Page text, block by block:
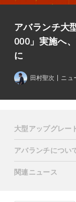
アバランチ大
000」実施へ
に
田村聖次 ニュ
大型アップグレ
アバランチについ
関連ニュース